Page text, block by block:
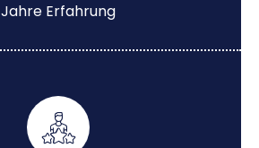
Jahre Erfahrung